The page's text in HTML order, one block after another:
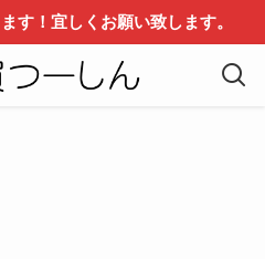
す！宜しくお願い致します。